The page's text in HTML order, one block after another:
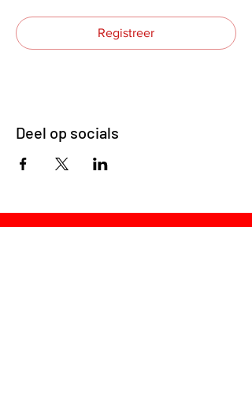
Registreer
Deel op socials